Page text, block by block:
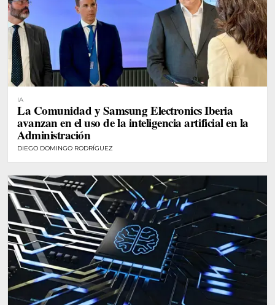
IA
La Comunidad y Samsung Electronics Iberia
avanzan en el uso de la inteligencia artificial en la
Administración
DIEGO DOMINGO RODRÍGUEZ